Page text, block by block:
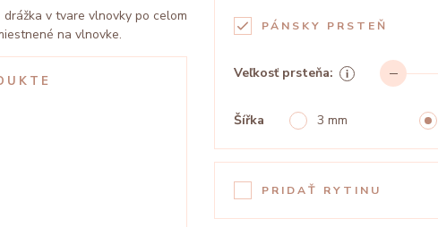
v tvare vlnovky po celom
na vlnovke.
PÁNSKY PRSTEŇ
Veľkosť prsteňa:
Šířka 3 mm
PRIDAŤ RYTINU